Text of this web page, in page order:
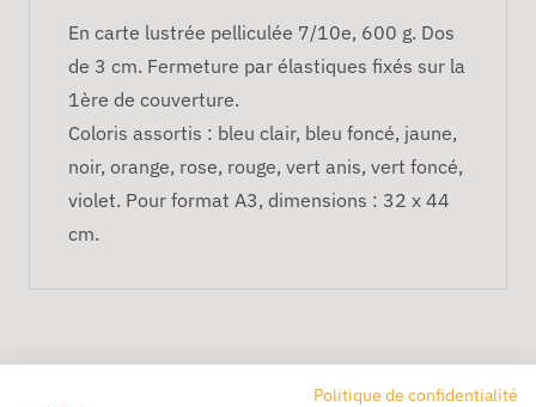
En carte lustrée pelliculée 7/10e, 600 g. Dos
de 3 cm. Fermeture par élastiques fixés sur la
1ère de couverture.
Coloris assortis : bleu clair, bleu foncé, jaune,
noir, orange, rose, rouge, vert anis, vert foncé,
violet. Pour format A3, dimensions : 32 x 44
cm.
Politique de confidentialité